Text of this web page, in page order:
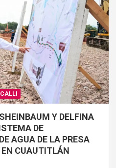
Y DELFINA
DE
AGUA DE LA PRESA
EN CUAUTITLÁN